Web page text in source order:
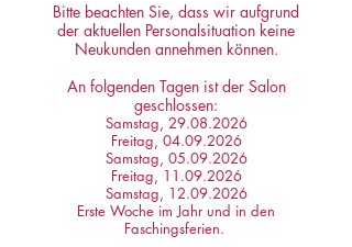
Bitte beachten Sie, dass wir aufgrund
der aktuellen Personalsituation keine
Neukunden annehmen können.
An folgenden Tagen ist der Salon
geschlossen:
Samstag, 29.08.2026
Freitag, 04.09.2026
Samstag, 05.09.2026
Freitag, 11.09.2026
Samstag, 12.09.2026
Erste Woche im Jahr und in den
Faschingsferien.